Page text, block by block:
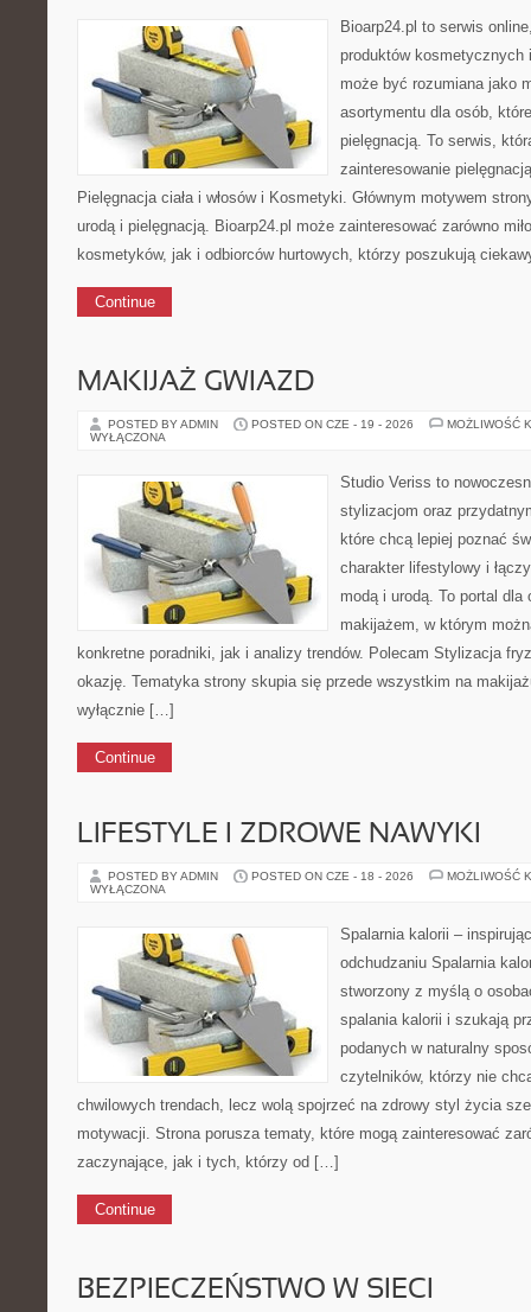
Bioarp24.pl to serwis
produktów kosmetycznych
może być rozumiana jako
asortymentu dla osób,
pielęgnacją. To serwis,
zainteresowanie
Pielęgnacja ciała i włosów i Kosmetyki. Głównym motywem
urodą i pielęgnacją. Bioarp24.pl może zainteresować zarówno
kosmetyków, jak i odbiorców hurtowych, którzy poszukują
Continue
MAKIJAŻ GWIAZD
POSTED BY ADMIN POSTED ON CZE - 19 - 2026
MOŻLIWOŚĆ
WYŁĄCZONA
Studio Veriss to
stylizacjom oraz
które chcą lepiej poznać
charakter lifestylowy i
modą i urodą. To portal dla
makijażem, w którym
konkretne poradniki, jak i analizy trendów. Polecam Stylizacja
okazję. Tematyka strony skupia się przede wszystkim na
wyłącznie […]
Continue
LIFESTYLE I ZDROWE NAWYKI
POSTED BY ADMIN POSTED ON CZE - 18 - 2026
MOŻLIWOŚĆ
WYŁĄCZONA
Spalarnia kalorii –
odchudzaniu Spalarnia
stworzony z myślą o
spalania kalorii i szukają
podanych w naturalny
czytelników, którzy nie
chwilowych trendach, lecz wolą spojrzeć na zdrowy styl życia
motywacji. Strona porusza tematy, które mogą zainteresować
zaczynające, jak i tych, którzy od […]
Continue
BEZPIECZEŃSTWO W SIECI